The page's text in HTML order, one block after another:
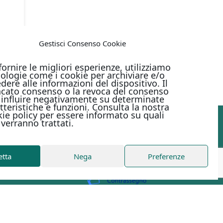
Gestisci Consenso Cookie
le migliori esperienze, utilizziamo
come i cookie per archiviare e/o
alle informazioni del dispositivo. Il
consenso o la revoca del consenso
negativamente su determinate
e funzioni. Consulta la nostra
policy per essere informato su quali
trattati.
Nega Preferenze
PAGAMENTI ONLINE CON